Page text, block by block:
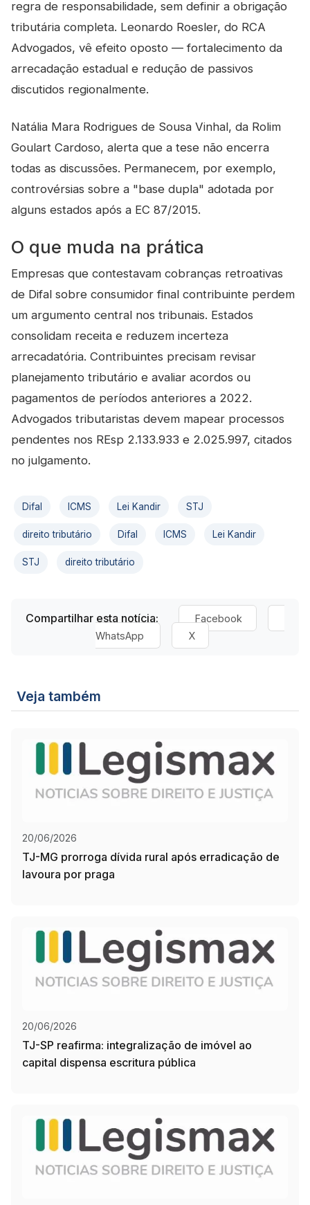
regra de responsabilidade, sem definir a obrigação
tributária completa. Leonardo Roesler, do RCA
Advogados, vê efeito oposto — fortalecimento da
arrecadação estadual e redução de passivos
discutidos regionalmente.
Natália Mara Rodrigues de Sousa Vinhal, da Rolim
Goulart Cardoso, alerta que a tese não encerra
todas as discussões. Permanecem, por exemplo,
controvérsias sobre a "base dupla" adotada por
alguns estados após a EC 87/2015.
O que muda na prática
Empresas que contestavam cobranças retroativas
de Difal sobre consumidor final contribuinte perdem
um argumento central nos tribunais. Estados
consolidam receita e reduzem incerteza
arrecadatória. Contribuintes precisam revisar
planejamento tributário e avaliar acordos ou
pagamentos de períodos anteriores a 2022.
Advogados tributaristas devem mapear processos
pendentes nos REsp 2.133.933 e 2.025.997, citados
no julgamento.
Difal ICMS Lei Kandir STJ
direito tributário Difal ICMS Lei Kandir
STJ direito tributário
Compartilhar esta notícia:
Facebook
WhatsApp
X
Veja também
20/06/2026
TJ-MG prorroga dívida rural após erradicação de
lavoura por praga
20/06/2026
TJ-SP reafirma: integralização de imóvel ao
capital dispensa escritura pública